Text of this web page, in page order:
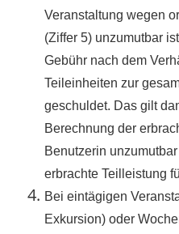
Veranstaltung wegen
(Ziffer 5) unzumutbar
Gebühr nach dem
Teileinheiten zur
geschuldet. Das gilt
Berechnung der
Benutzerin
erbrachte Teilleistung
Bei eintägigen
Exkursion) oder